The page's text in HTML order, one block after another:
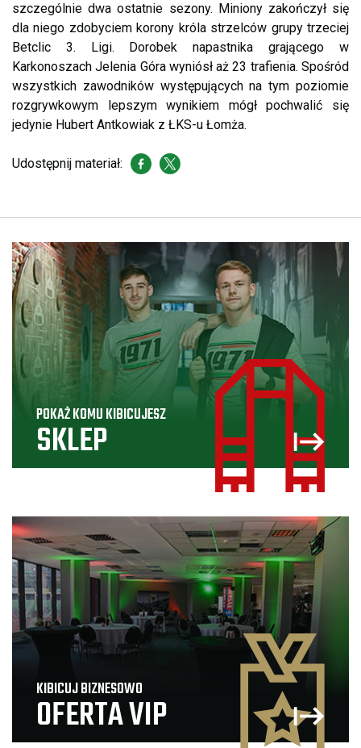
szczególnie dwa ostatnie sezony. Miniony zakończył się
dla niego zdobyciem korony króla strzelców grupy trzeciej
Betclic 3. Ligi. Dorobek napastnika grającego w
Karkonoszach Jelenia Góra wyniósł aż 23 trafienia. Spośród
wszystkich zawodników występujących na tym poziomie
rozgrywkowym lepszym wynikiem mógł pochwalić się
jedynie Hubert Antkowiak z ŁKS-u Łomża.
Udostępnij materiał:
POKAŻ KOMU KIBICUJESZ
SKLEP
KIBICUJ BIZNESOWO
OFERTA VIP